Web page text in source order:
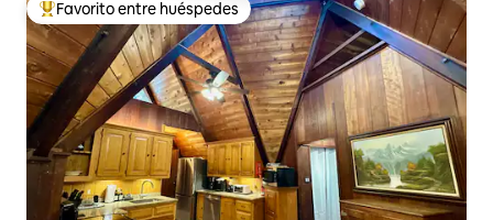
De los mejores en Favorito entre huéspedes
Favorito entre huéspedes